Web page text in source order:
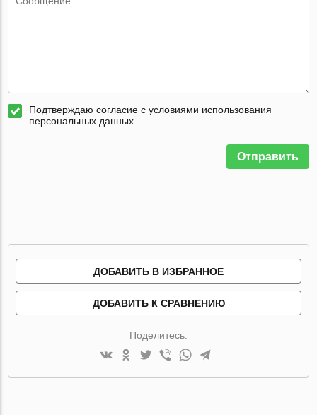
Подтверждаю согласие с условиями использования
персональных данных
Отправить
ДОБАВИТЬ В ИЗБРАННОЕ
ДОБАВИТЬ К СРАВНЕНИЮ
Поделитесь: